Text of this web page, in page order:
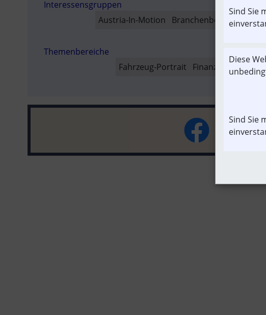
Interessensgruppen
Austria-In-Motion
Branchenbeitrag
Themenbereiche
Fahrzeug-Portrait
Finanzen
Sind Sie
Diese
Sind Sie